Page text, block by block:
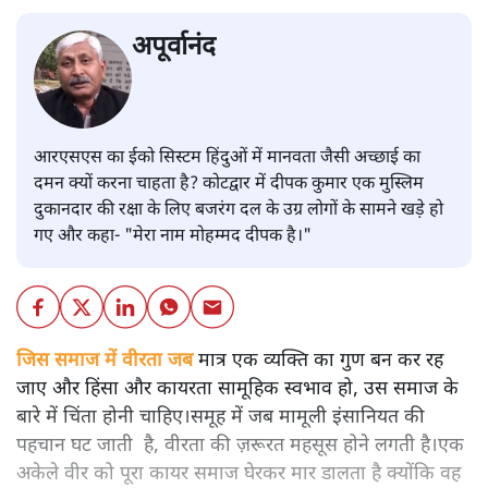
अपूर्वानंद
आरएसएस का ईको सिस्टम हिंदुओं में मानवता जैसी अच्छाई का
दमन क्यों करना चाहता है? कोटद्वार में दीपक कुमार एक मुस्लिम
दुकानदार की रक्षा के लिए बजरंग दल के उग्र लोगों के सामने खड़े हो
गए और कहा- "मेरा नाम मोहम्मद दीपक है।"
जिस समाज में वीरता जबमात्र एक व्यक्ति का गुण बन कर रह
जाए और हिंसा और कायरता सामूहिक स्वभाव हो, उस समाज के
बारे में चिंता होनी चाहिए।समूह में जब मामूली इंसानियत की
पहचान घट जाती है, वीरता की ज़रूरत महसूस होने लगती है।एक
अकेले वीर को पूरा कायर समाज घेरकर मार डालता है क्योंकि वह